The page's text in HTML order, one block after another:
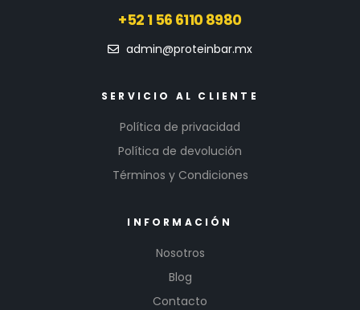
+52 1 56 6110 8980
admin@proteinbar.mx
SERVICIO AL CLIENTE
Política de privacidad
Política de devolución
Términos y Condiciones
INFORMACIÓN
Nosotros
Blog
Contacto